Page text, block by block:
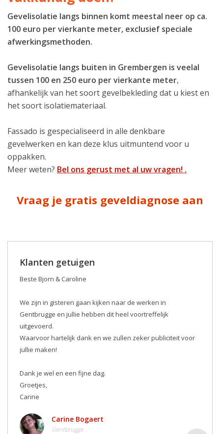
Gevelisolatie langs binnen komt meestal neer op ca.
100 euro per vierkante meter, exclusief speciale
afwerkingsmethoden.
Gevelisolatie langs buiten in Grembergen is veelal
tussen 100 en 250 euro per vierkante meter,
afhankelijk van het soort gevelbekleding dat u kiest en
het soort isolatiemateriaal.
Fassado is gespecialiseerd in alle denkbare
gevelwerken en kan deze klus uitmuntend voor u
oppakken.
Meer weten? Bel ons gerust met al uw vragen! .
Vraag je gratis geveldiagnose aan
Klanten getuigen
Beste Bjorn & Caroline
We zijn in gisteren gaan kijken naar de werken in
Gentbrugge en jullie hebben dit heel voortreffelijk
uitgevoerd.
Waarvoor hartelijk dank en we zullen zeker publiciteit voor
jullie maken! ️
Dank je wel en een fijne dag.
Groetjes,
Carine
Carine Bogaert
Gentbrugge